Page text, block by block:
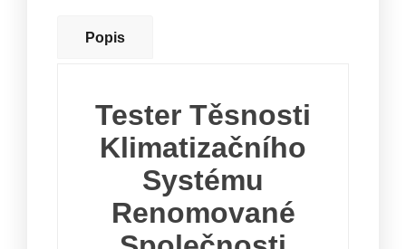
Popis
TEster Těsnosti
Klimatizačního
Systému
Renomované